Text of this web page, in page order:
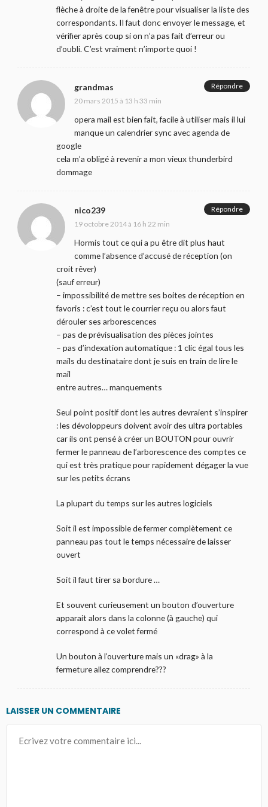
flèche à droite de la fenêtre pour visualiser la liste des
correspondants. Il faut donc envoyer le message, et
vérifier après coup si on n’a pas fait d’erreur ou
d’oubli. C’est vraiment n’importe quoi !
grandmas
20 mars 2015 à 13 h 33 min
opera mail est bien fait, facile à utiliser mais il lui
manque un calendrier sync avec agenda de
google
cela m’a obligé à revenir a mon vieux thunderbird
dommage
Répondre
nico239
19 octobre 2014 à 16 h 22 min
Hormis tout ce qui a pu être dit plus haut
comme l’absence d’accusé de réception (on
croit rêver)
(sauf erreur)
– impossibilité de mettre ses boites de réception en
favoris : c’est tout le courrier reçu ou alors faut
dérouler ses arborescences
– pas de prévisualisation des pièces jointes
– pas d’indexation automatique : 1 clic égal tous les
mails du destinataire dont je suis en train de lire le
mail
entre autres… manquements
Seul point positif dont les autres devraient s’inspirer
: les dévoloppeurs doivent avoir des ultra portables
car ils ont pensé à créer un BOUTON pour ouvrir
fermer le panneau de l’arborescence des comptes ce
qui est très pratique pour rapidement dégager la vue
sur les petits écrans
La plupart du temps sur les autres logiciels
Soit il est impossible de fermer complètement ce
panneau pas tout le temps nécessaire de laisser
ouvert
Soit il faut tirer sa bordure …
Et souvent curieusement un bouton d’ouverture
apparait alors dans la colonne (à gauche) qui
correspond à ce volet fermé
Un bouton à l’ouverture mais un «drag» à la
fermeture allez comprendre???
Répondre
LAISSER UN COMMENTAIRE